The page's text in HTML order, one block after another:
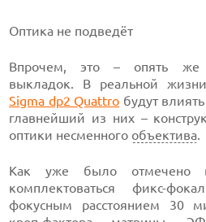
Оптика не подведёт
Впрочем, это – опять же
выкладок. В реальной
Sigma dp2 Quattro будут
главнейший из них –
оптики несменного объектива.
Как уже было отмечено
комплектоваться фикс-
фокусным расстоянием 30